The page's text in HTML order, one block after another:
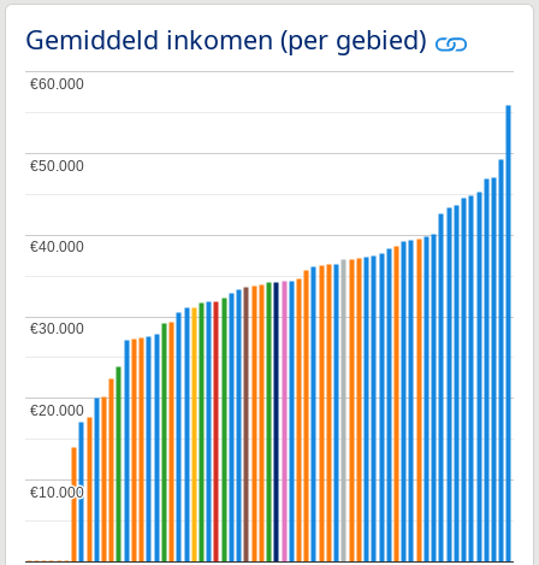
Gemiddeld inkomen (per gebied)
€10.000
€10.000
€20.000
€20.000
€30.000
€30.000
€40.000
€40.000
€50.000
€50.000
€60.000
€60.000